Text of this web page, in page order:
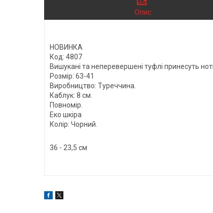
Опис
НОВИНКА
Код: 4807
Вишукані та неперевершені туфлі принесуть
Розмір: 63-41
Виробництво: Туреччина.
Каблук: 8 см.
Повномір.
Еко шкіра
Колір: Чорний.
36 - 23,5 см